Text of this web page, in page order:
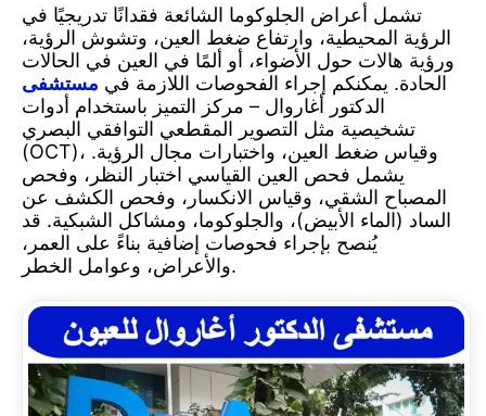
أفضل
مستشفى
للعيون
وطب
العيون
دلهي،
تشمل أعراض الجلوكوما الشائعة فقدانًا تدريجيًا في
الرؤية المحيطية، وارتفاع ضغط العين، وتشوش الرؤية،
ورؤية هالات حول الأضواء، أو ألمًا في العين في الحالات
الحادة. يمكنكم إجراء الفحوصات اللازمة في مستشفى
الدكتور أغاروال – مركز التميز باستخدام أدوات
تشخيصية مثل التصوير المقطعي التوافقي البصري
(OCT)، وقياس ضغط العين، واختبارات مجال الرؤية.
يشمل فحص العين القياسي اختبار النظر، وفحص
المصباح الشقي، وقياس الانكسار، وفحص الكشف عن
الساد (الماء الأبيض)، والجلوكوما، ومشاكل الشبكية. قد
يُنصح بإجراء فحوصات إضافية بناءً على العمر،
والأعراض، وعوامل الخطر.